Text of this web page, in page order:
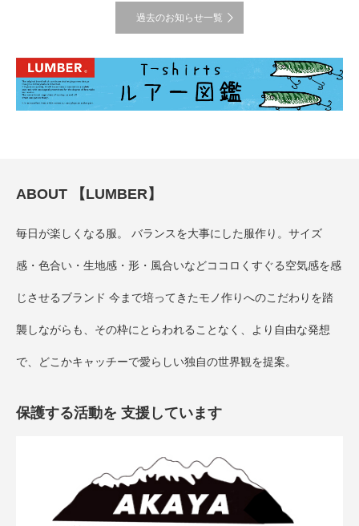
過去のお知らせ一覧
ABOUT 【LUMBER】
毎日が楽しくなる服。 バランスを大事にした服作り。サイズ
感・色合い・生地感・形・風合いなどココロくすぐる空気感を感
じさせるブランド 今まで培ってきたモノ作りへのこだわりを踏
襲しながらも、その枠にとらわれることなく、より自由な発想
で、どこかキャッチーで愛らしい独自の世界観を提案。
保護する活動を 支援しています